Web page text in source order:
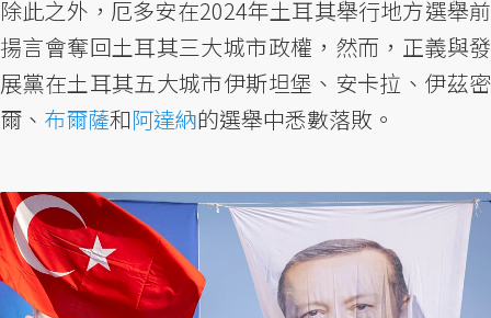
除此之外，厄多安在2024年土耳其舉行地方選舉前
揚言會奪回土耳其三大城市政權，然而，正義與發
展黨在土耳其五大城市伊斯坦堡、安卡拉、伊茲密
爾、 布爾薩和阿達納的選舉中悉數落敗。